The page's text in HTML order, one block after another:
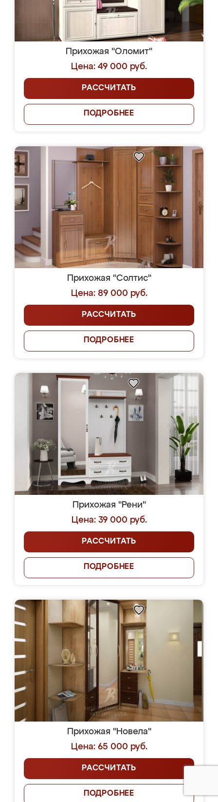
Прихожая "Оломит"
Цена: 49 000 руб.
РАССЧИТАТЬ
ПОДРОБНЕЕ
Прихожая "Солтис"
Цена: 89 000 руб.
РАССЧИТАТЬ
ПОДРОБНЕЕ
Прихожая "Рени"
Цена: 39 000 руб.
РАССЧИТАТЬ
ПОДРОБНЕЕ
Прихожая "Новела"
Цена: 65 000 руб.
РАССЧИТАТЬ
ПОДРОБНЕЕ